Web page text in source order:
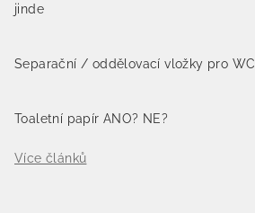
jinde
Separační / oddělovací vložky pro WC
Toaletní papír ANO? NE?
Více článků